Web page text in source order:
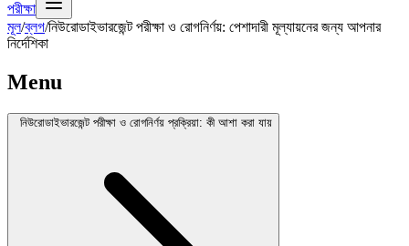
পরীক্ষা
মূল/ব্লগ/নিউরোডাইভারজেন্ট পরীক্ষা ও রোগনির্ণয়: পেশাদারী মূল্যায়নের জন্য আপনার
নির্দেশিকা
Menu
নিউরোডাইভারজেন্ট পরীক্ষা ও রোগনির্ণয় প্রক্রিয়া: কী আশা করা যায়